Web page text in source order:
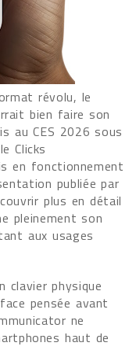
révolu, le
bien faire son
au CES 2026 sous
Clicks
en fonctionnement
publiée par
plus en détail
pleinement son
aux usages
clavier physique
pensée avant
ne
haut de